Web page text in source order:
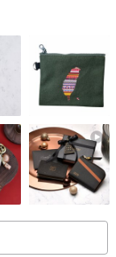
绽放绝伦无比的优